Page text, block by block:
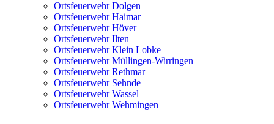
Ortsfeuerwehr Dolgen
Ortsfeuerwehr Haimar
Ortsfeuerwehr Höver
Ortsfeuerwehr Ilten
Ortsfeuerwehr Klein Lobke
Ortsfeuerwehr Müllingen-Wirringen
Ortsfeuerwehr Rethmar
Ortsfeuerwehr Sehnde
Ortsfeuerwehr Wassel
Ortsfeuerwehr Wehmingen